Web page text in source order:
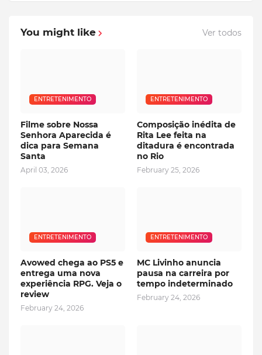
You might like Ver todos
ENTRETENIMENTO
Filme sobre Nossa
Senhora Aparecida é
dica para Semana
Santa
April 03, 2026
ENTRETENIMENTO
Composição inédita de
Rita Lee feita na
ditadura é encontrada
no Rio
February 25, 2026
ENTRETENIMENTO
Avowed chega ao PS5 e
entrega uma nova
experiência RPG. Veja o
review
February 24, 2026
ENTRETENIMENTO
MC Livinho anuncia
pausa na carreira por
tempo indeterminado
February 24, 2026